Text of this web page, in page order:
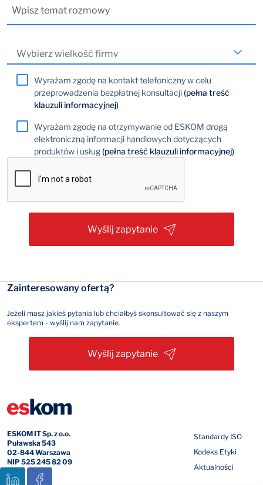
Wyrażam zgodę na kontakt telefoniczny w celu
przeprowadzenia bezpłatnej konsultacji(pełna treść
klauzuli informacyjnej)
Wyrażam zgodę na otrzymywanie od ESKOM drogą
elektroniczną informacji handlowych dotyczących
produktów i usług(pełna treść klauzuli informacyjnej)
Wyślij zapytanie
ESKOM IT Sp. z o.o.
Puławska 543
02-844 Warszawa
NIP 525 245 82 09
Standardy ISO
Kodeks Etyki
Aktualności
Zainteresowany ofertą?
Jeżeli masz jakieś pytania lub chciałbyś skonsultować się z naszym
ekspertem - wyślij nam zapytanie.
Wyślij zapytanie